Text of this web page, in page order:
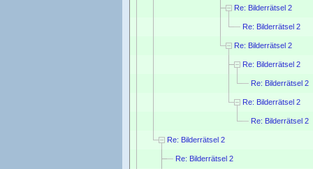
Re: Bilderrätsel 2
Re: Bilderrätsel 2
Re: Bilderrätsel 2
Re: Bilderrätsel 2
Re: Bilderrätsel 2
Re: Bilderrätsel 2
Re: Bilderrätsel 2
Re: Bilderrätsel 2
Re: Bilderrätsel 2